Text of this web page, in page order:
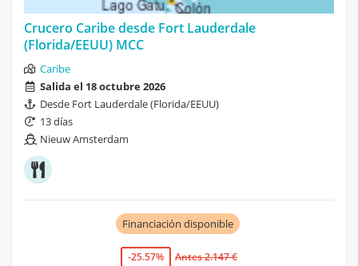
Crucero Caribe desde Fort Lauderdale
(Florida/EEUU) MCC
Caribe
Salida el 18 octubre 2026
Desde Fort Lauderdale (Florida/EEUU)
13 días
Nieuw Amsterdam
Financiación disponible
-25.57%
Antes 2.147 €